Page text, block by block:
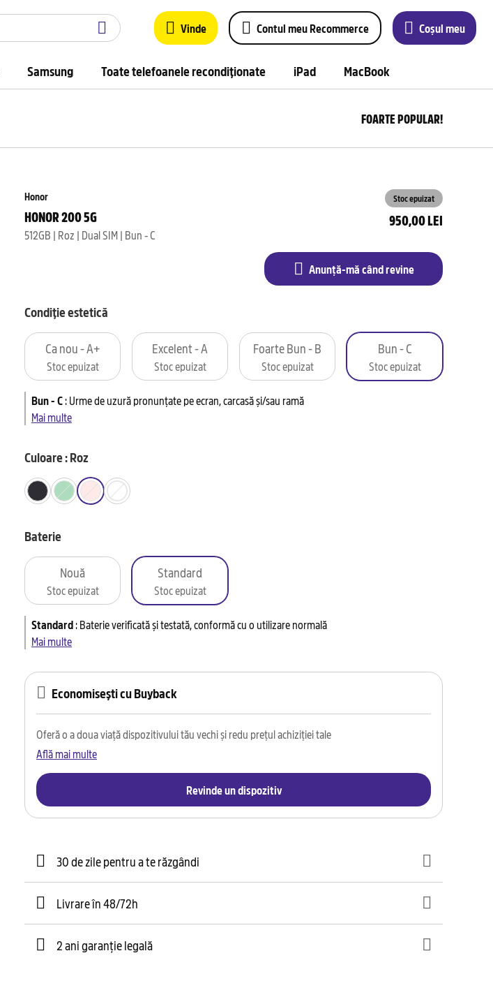
Vinde Contul meu Recommerce Coșul meu
Samsung Toate telefoanele recondiționate iPad MacBook
FOARTE POPULAR!
Honor
HONOR 200 5G
512GB | Roz | Dual SIM | Bun - C
Stoc epuizat
950,00 LEI
Anunță-mă când revine
Condiție estetică
Ca nou - A+
Stoc epuizat
Excelent - A
Stoc epuizat
Foarte Bun - B
Stoc epuizat
Bun - C
Stoc epuizat
Bun - C:Urme de uzură pronunțate pe ecran, carcasă și/sau ramă
Mai multe
Culoare : Roz
Baterie
Nouă
Stoc epuizat
Standard
Stoc epuizat
Standard:Baterie verificată și testată, conformă cu o utilizare normală
Mai multe
Economisești cu Buyback
Oferă o a doua viață dispozitivului tău vechi și redu prețul achiziției tale
Află mai multe
Revinde un dispozitiv
30 de zile pentru a te răzgândi
Livrare în 48/72h
2 ani garanție legală